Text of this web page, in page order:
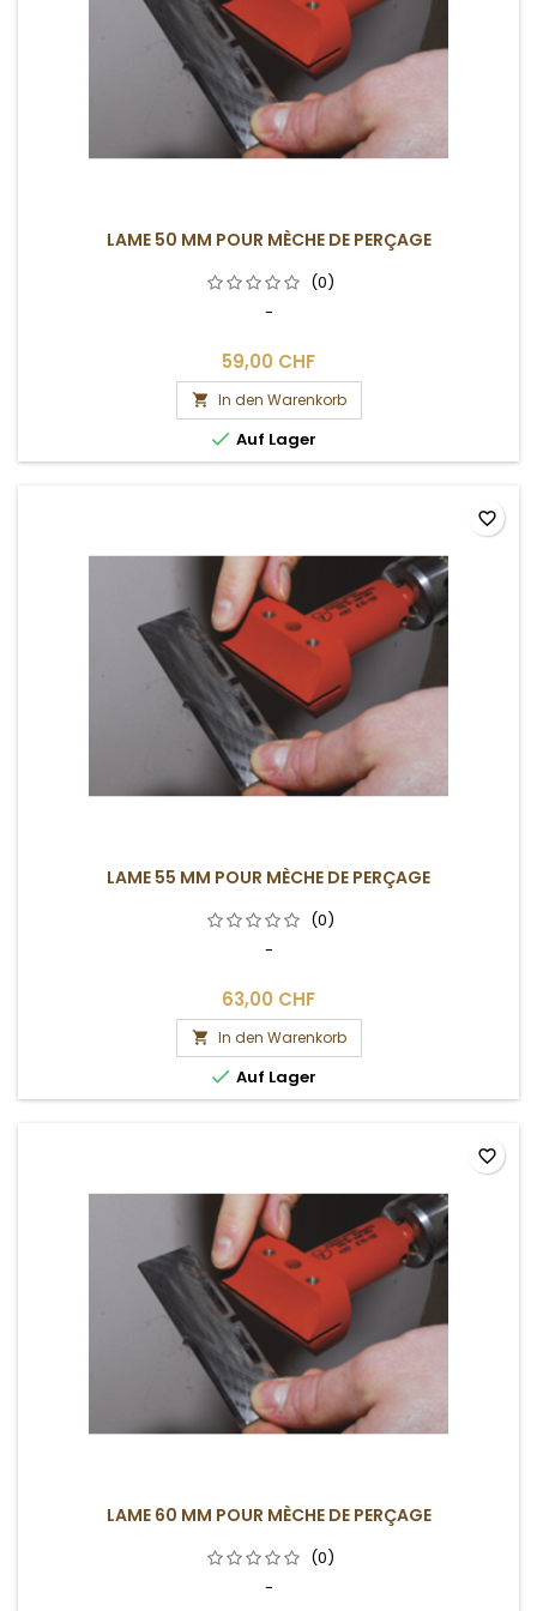
LAME 50 MM POUR MÈCHE DE PERÇAGE
(0)
-
59,00 CHF
 In den Warenkorb
 Auf Lager
LAME 55 MM POUR MÈCHE DE PERÇAGE
(0)
-
63,00 CHF
 In den Warenkorb
 Auf Lager
favorite_border
LAME 60 MM POUR MÈCHE DE PERÇAGE
(0)
-
favorite_border